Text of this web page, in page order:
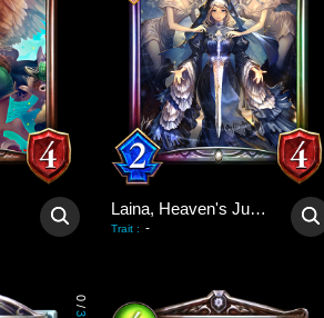
Laina, Heaven's Judge
Trait : -
0
/
3